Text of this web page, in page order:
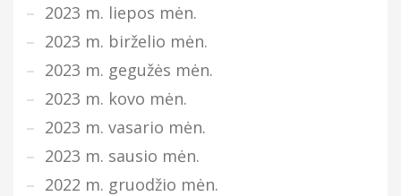
2023 m. liepos mėn.
2023 m. birželio mėn.
2023 m. gegužės mėn.
2023 m. kovo mėn.
2023 m. vasario mėn.
2023 m. sausio mėn.
2022 m. gruodžio mėn.